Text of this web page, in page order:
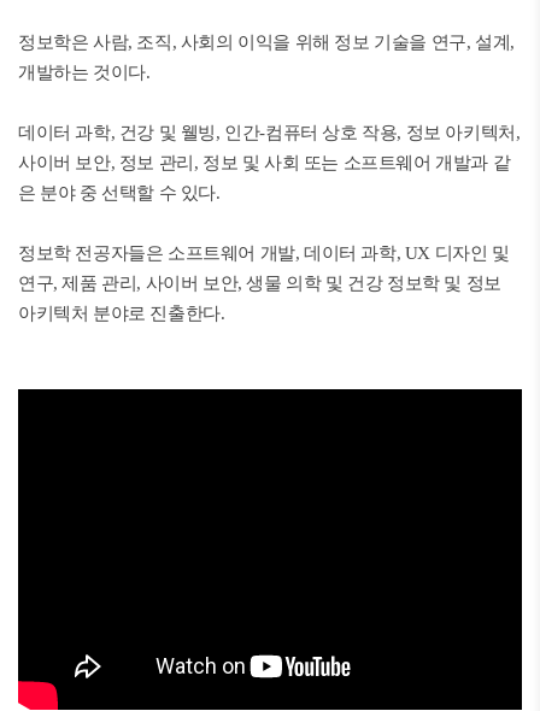
정보학은 사람, 조직, 사회의 이익을 위해 정보 기술을 연구, 설계,
개발하는 것이다.
데이터 과학, 건강 및 웰빙, 인간-컴퓨터 상호 작용, 정보 아키텍처,
사이버 보안, 정보 관리, 정보 및 사회 또는 소프트웨어 개발과 같
은 분야 중 선택할 수 있다.
정보학 전공자들은 소프트웨어 개발, 데이터 과학, UX 디자인 및
연구, 제품 관리, 사이버 보안, 생물 의학 및 건강 정보학 및 정보
아키텍처 분야로 진출한다.